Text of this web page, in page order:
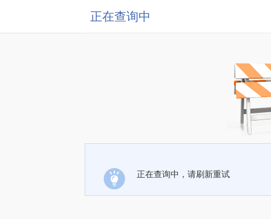
正在查询中
正在查询中，请刷新重试